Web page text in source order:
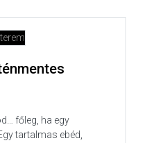
főleg, ha egy
tartalmas ebéd,